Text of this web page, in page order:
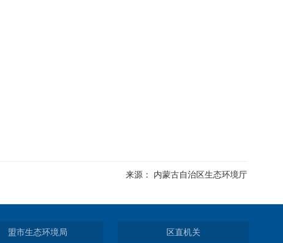
来源： 内蒙古自治区生态环境厅
盟市生态环境局 区直机关